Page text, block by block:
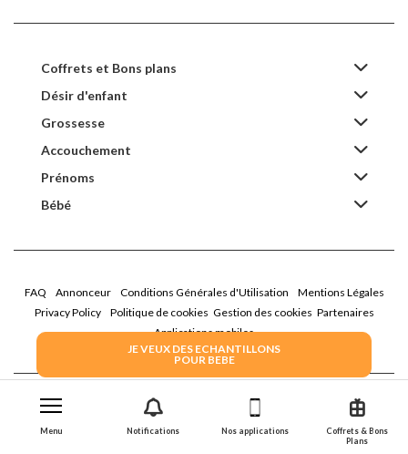
Coffrets & Bons
Plans
Nos applications
Notifications
Menu
JE VEUX DES ECHANTILLONS
POUR BEBE
Coffrets et Bons plans
Désir d'enfant
Grossesse
Accouchement
Prénoms
Bébé
FAQ Annonceur Conditions Générales d'Utilisation
Mentions Légales
Privacy Policy
Politique de cookies Gestion des cookies Partenaires
Applications mobiles
2026 Family Service - La Boîte Rose